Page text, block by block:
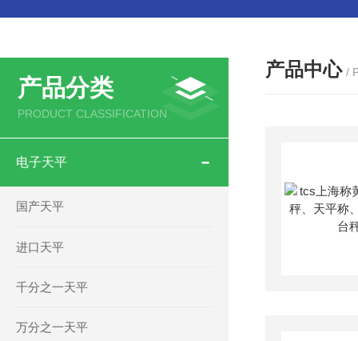
产品分类
PRODUCT CLASSIFICATION
电子天平
国产天平
进口天平
千分之一天平
万分之一天平
产品中心 /